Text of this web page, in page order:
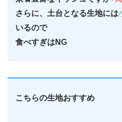
さらに、土台となる生地には
いるので
食べすぎはNG
こちらの生地おすすめ